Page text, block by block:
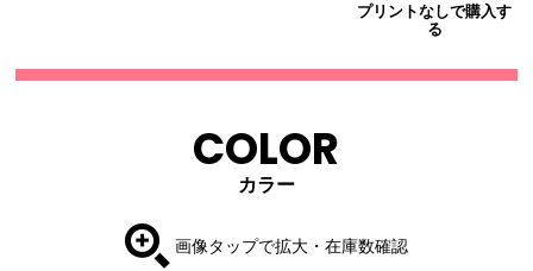
プリントなしで購入す
る
COLOR
カラー
画像タップで拡大・在庫数確認